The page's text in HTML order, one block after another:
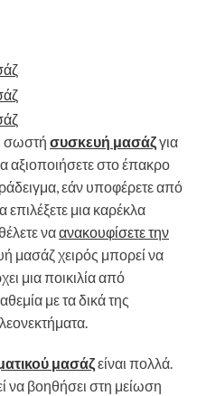
σωστή συσκευή μασάζγια
αξιοποιήσετε στο έπακρο
εάν υποφέρετε από
μια καρέκλα
ναανακουφίσετε την
μασάζ χειρός μπορεί να
μια ποικιλία από
με τα δικά της
μασάζείναι πολλά.
να βοηθήσει στη μείωση